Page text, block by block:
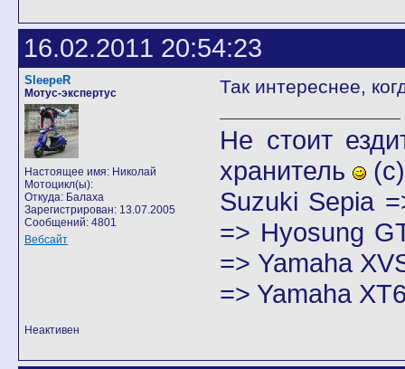
16.02.2011 20:54:23
SleepeR
Мотус-экспертус
Настоящее имя: Николай
Мотоцикл(ы):
Откуда: Балаха
Зарегистрирован: 13.07.2005
Сообщений: 4801
Вебсайт
Так интереснее,
Не стоит
хранитель
(с)
Suzuki Sepia
=> Hyosung
=> Yamaha
=> Yamaha
Неактивен